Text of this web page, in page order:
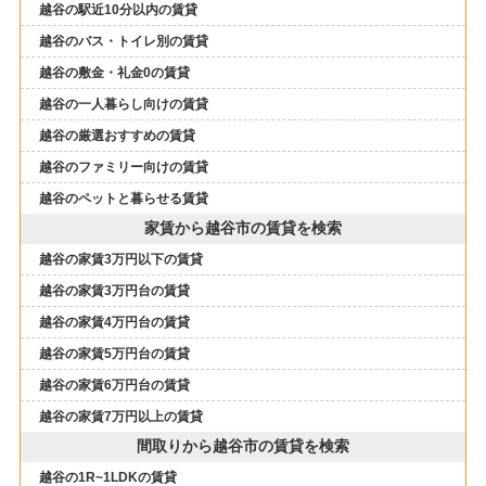
越谷の駅近10分以内の賃貸
越谷のバス・トイレ別の賃貸
越谷の敷金・礼金0の賃貸
越谷の一人暮らし向けの賃貸
越谷の厳選おすすめの賃貸
越谷のファミリー向けの賃貸
越谷のペットと暮らせる賃貸
家賃から越谷市の賃貸を検索
越谷の家賃3万円以下の賃貸
越谷の家賃3万円台の賃貸
越谷の家賃4万円台の賃貸
越谷の家賃5万円台の賃貸
越谷の家賃6万円台の賃貸
越谷の家賃7万円以上の賃貸
間取りから越谷市の賃貸を検索
越谷の1R~1LDKの賃貸